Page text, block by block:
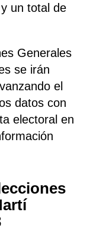
un total de
Generales
se irán
el
datos con
electoral en